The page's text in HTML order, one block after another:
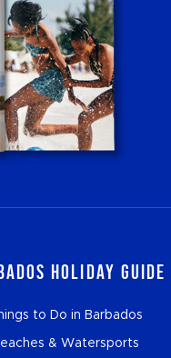
Holiday Guide
to Do in Barbados
& Watersports